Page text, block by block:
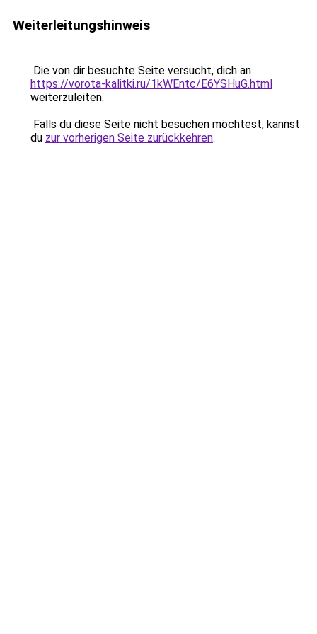
Weiterleitungshinweis
Die von dir besuchte Seite versucht, dich an
https://vorota-kalitki.ru/1kWEntc/E6YSHuG.html
weiterzuleiten.
Falls du diese Seite nicht besuchen möchtest, kannst
du zur vorherigen Seite zurückkehren.